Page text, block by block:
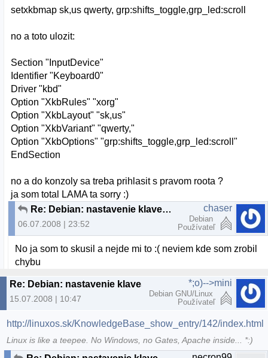
setxkbmap sk,us qwerty, grp:shifts_toggle,grp_led:scroll
no a toto ulozit:
Section "InputDevice"
Identifier "Keyboard0"
Driver "kbd"
Option "XkbRules" "xorg"
Option "XkbLayout" "sk,us"
Option "XkbVariant" "qwerty,"
Option "XkbOptions" "grp:shifts_toggle,grp_led:scroll"
EndSection
no a do konzoly sa treba prihlasit s pravom roota ?
ja som total LAMA ta sorry :)
Re: Debian: nastavenie klavesnice
06.07.2008 | 23:52
chaser
Debian
Používateľ
No ja som to skusil a nejde mi to :( neviem kde som zrobil
chybu
15.07.2008 | 10:47
*;o)-->mini
Debian GNU/Linux
Používateľ
http://linuxos.sk/KnowledgeBase_show_entry/142/index.html
Linux is like a teepee. No Windows, no Gates, Apache inside... *:)